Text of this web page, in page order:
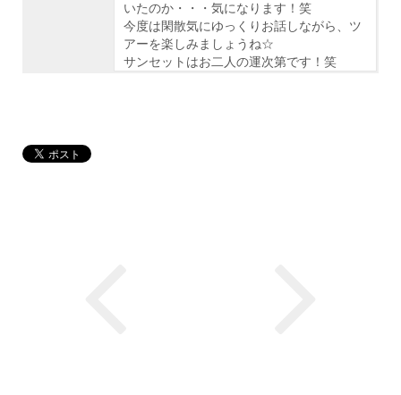
いたのか・・・気になります！笑
今度は閑散気にゆっくりお話しながら、ツ
アーを楽しみましょうね☆
サンセットはお二人の運次第です！笑